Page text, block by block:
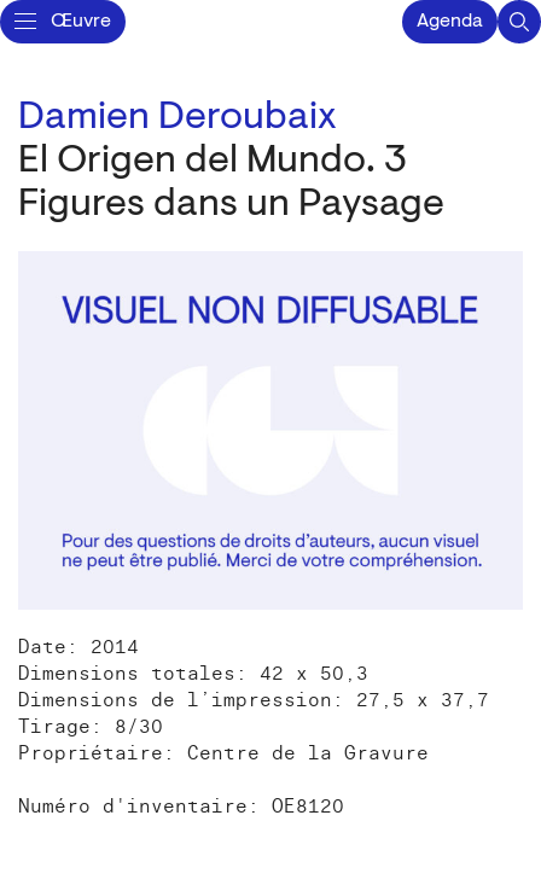
Œuvre Agenda
Damien Deroubaix
El Origen del Mundo. 3
Figures dans un Paysage
Date: 2014
Dimensions totales: 42 x 50,3
Dimensions de l’impression: 27,5 x 37,7
Tirage: 8/30
Propriétaire: Centre de la Gravure
Numéro d'inventaire: OE8120